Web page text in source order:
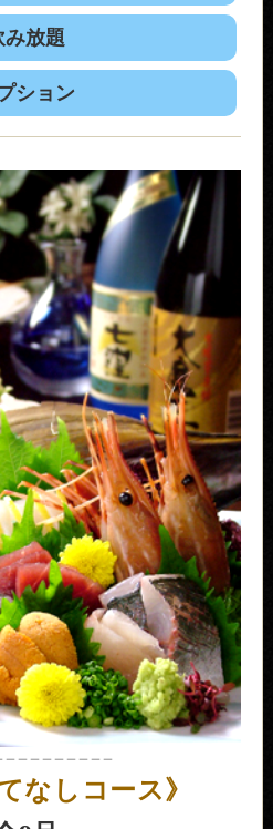
み放題
ション
なしコース》